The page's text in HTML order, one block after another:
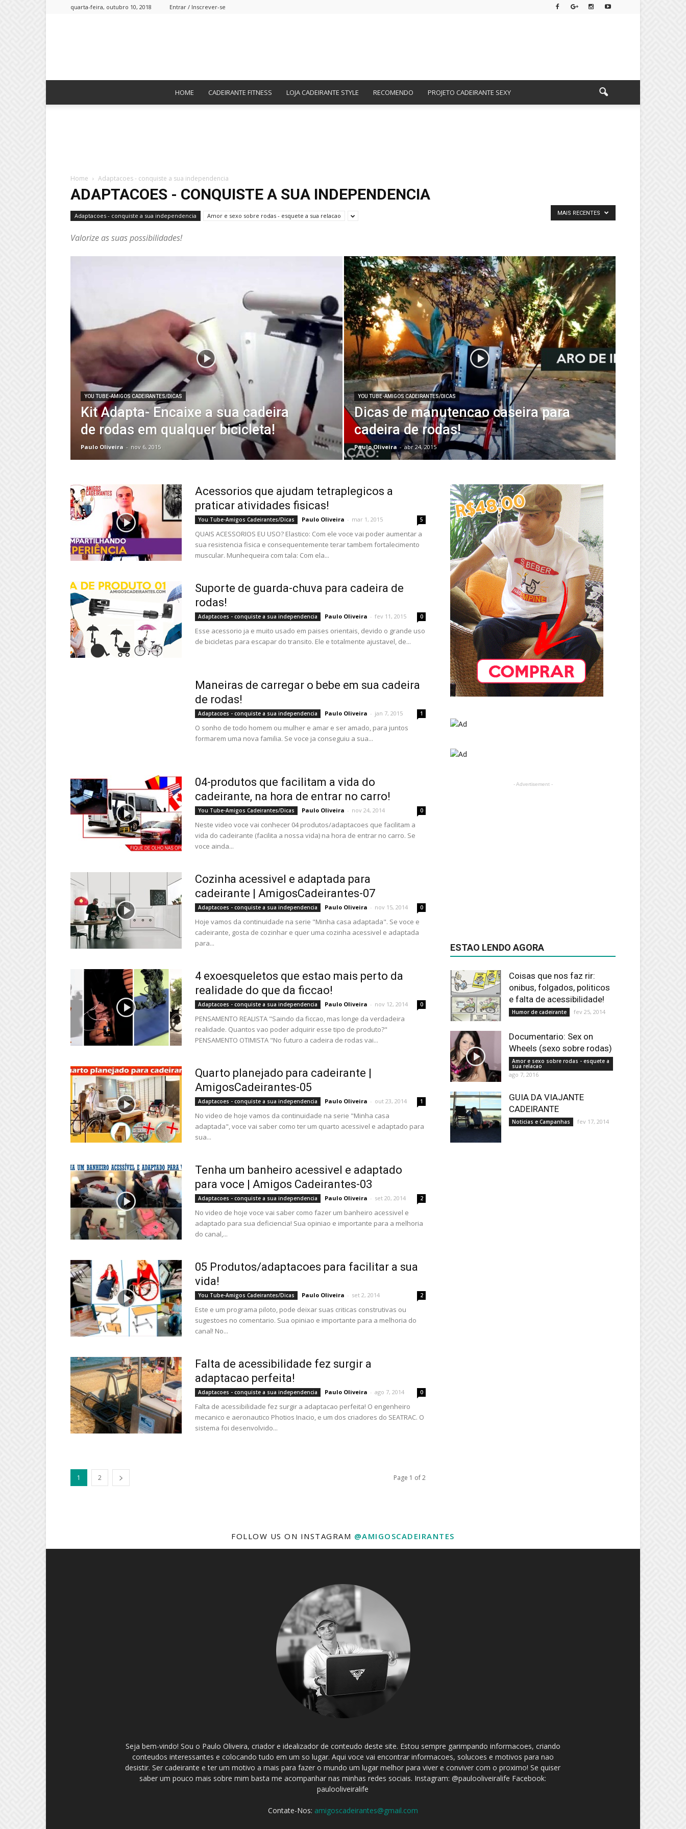
quarta-feira, outubro 10, 2018 Entrar / Inscrever-se
Amigos
HOME CADEIRANTE FITNESS LOJA CADEIRANTE STYLE RECOMENDO PROJETO CADEIRANTE SEXY
Home Adaptacoes - conquiste a sua independencia
ADAPTACOES - CONQUISTE A SUA INDEPENDENCIA
Adaptacoes - conquiste a sua independencia Amor e sexo sobre rodas - esquete a sua relacao
Valorize as suas possibilidades!
MAIS RECENTES
YOU TUBE-AMIGOS CADEIRANTES/DICAS
Kit Adapta- Encaixe a sua cadeira
de rodas em qualquer bicicleta!
Paulo Oliveira - nov 6, 2015
YOU TUBE-AMIGOS CADEIRANTES/DICAS
Dicas de manutencao caseira para
cadeira de rodas!
Paulo Oliveira - abr 24, 2015
Acessorios que ajudam tetraplegicos a
praticar atividades fisicas!
You Tube-Amigos Cadeirantes/Dicas Paulo Oliveira - mar 1, 2015 5
QUAIS ACESSORIOS EU USO? Elastico: Com ele voce vai poder aumentar a
sua resistencia fisica e consequentemente terar tambem fortalecimento
muscular. Munhequeira com tala: Com ela...
Suporte de guarda-chuva para cadeira de
rodas!
Adaptacoes - conquiste a sua independencia Paulo Oliveira - fev 11, 2015 0
Esse acessorio ja e muito usado em paises orientais, devido o grande uso
de bicicletas para escapar do transito. Ele e totalmente ajustavel, de...
Maneiras de carregar o bebe em sua cadeira
de rodas!
Adaptacoes - conquiste a sua independencia Paulo Oliveira - jan 7, 2015 1
O sonho de todo homem ou mulher e amar e ser amado, para juntos
formarem uma nova familia. Se voce ja conseguiu a sua...
04-produtos que facilitam a vida do
cadeirante, na hora de entrar no carro!
You Tube-Amigos Cadeirantes/Dicas Paulo Oliveira - nov 24, 2014 0
Neste video voce vai conhecer 04 produtos/adaptacoes que facilitam a
vida do cadeirante (facilita a nossa vida) na hora de entrar no carro. Se
voce ainda...
Cozinha acessivel e adaptada para
cadeirante | AmigosCadeirantes-07
Adaptacoes - conquiste a sua independencia Paulo Oliveira - nov 15, 2014 0
Hoje vamos da continuidade na serie "Minha casa adaptada". Se voce e
cadeirante, gosta de cozinhar e quer uma cozinha acessivel e adaptada
para...
4 exoesqueletos que estao mais perto da
realidade do que da ficcao!
Adaptacoes - conquiste a sua independencia Paulo Oliveira - nov 12, 2014 0
PENSAMENTO REALISTA "Saindo da ficcao, mas longe da verdadeira
realidade. Quantos vao poder adquirir esse tipo de produto?"
PENSAMENTO OTIMISTA "No futuro a cadeira de rodas vai...
Quarto planejado para cadeirante |
AmigosCadeirantes-05
Adaptacoes - conquiste a sua independencia Paulo Oliveira - out 23, 2014 1
No video de hoje vamos da continuidade na serie "Minha casa
adaptada", voce vai saber como ter um quarto acessivel e adaptado para
sua...
Tenha um banheiro acessivel e adaptado
para voce | Amigos Cadeirantes-03
Adaptacoes - conquiste a sua independencia Paulo Oliveira - set 20, 2014 2
No video de hoje voce vai saber como fazer um banheiro acessivel e
adaptado para sua deficiencia! Sua opiniao e importante para a melhoria
do canal,...
05 Produtos/adaptacoes para facilitar a sua
vida!
You Tube-Amigos Cadeirantes/Dicas Paulo Oliveira - set 2, 2014 2
Este e um programa piloto, pode deixar suas criticas construtivas ou
sugestoes no comentario. Sua opiniao e importante para a melhoria do
canal! No...
Falta de acessibilidade fez surgir a
adaptacao perfeita!
Adaptacoes - conquiste a sua independencia Paulo Oliveira - ago 7, 2014 0
Falta de acessibilidade fez surgir a adaptacao perfeita! O engenheiro
mecanico e aeronautico Photios Inacio, e um dos criadores do SEATRAC. O
sistema foi desenvolvido...
1 2 Page 1 of 2
- Advertisement -
ESTAO LENDO AGORA
Coisas que nos faz rir:
onibus, folgados, politicos
e falta de acessibilidade!
Humor de cadeirante fev 25, 2014
Documentario: Sex on
Wheels (sexo sobre rodas)
Amor e sexo sobre rodas - esquete a
sua relacao
ago 7, 2016
GUIA DA VIAJANTE
CADEIRANTE
Noticias e Campanhas fev 17, 2014
FOLLOW US ON INSTAGRAM @AMIGOSCADEIRANTES
Seja bem-vindo! Sou o Paulo Oliveira, criador e idealizador de conteudo deste site. Estou sempre garimpando informacoes, criando
conteudos interessantes e colocando tudo em um so lugar. Aqui voce vai encontrar informacoes, solucoes e motivos para nao
desistir. Ser cadeirante e ter um motivo a mais para fazer o mundo um lugar melhor para viver e conviver com o proximo! Se quiser
saber um pouco mais sobre mim basta me acompanhar nas minhas redes sociais. Instagram: @paulooliveiralife Facebook:
paulooliveiralife
Contate-Nos: amigoscadeirantes@gmail.com